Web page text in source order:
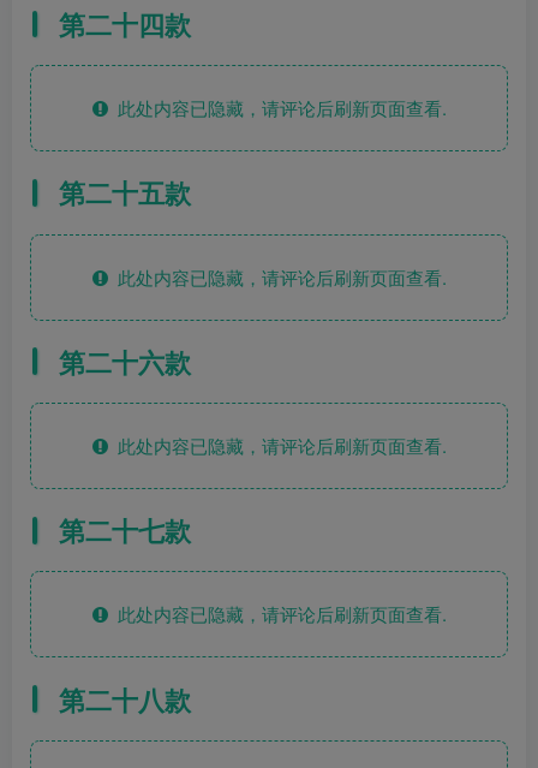
第二十四款
此处内容已隐藏，请评论后刷新页面查看.
第二十五款
此处内容已隐藏，请评论后刷新页面查看.
第二十六款
此处内容已隐藏，请评论后刷新页面查看.
第二十七款
此处内容已隐藏，请评论后刷新页面查看.
第二十八款